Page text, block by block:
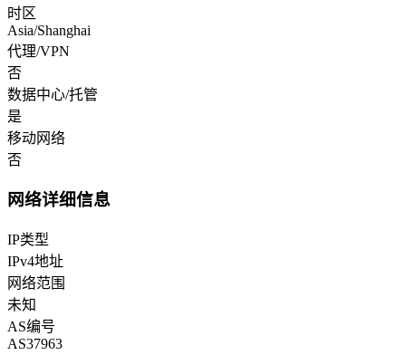
时区
Asia/Shanghai
代理/VPN
否
数据中心/托管
是
移动网络
否
网络详细信息
IP类型
IPv4地址
网络范围
未知
AS编号
AS37963